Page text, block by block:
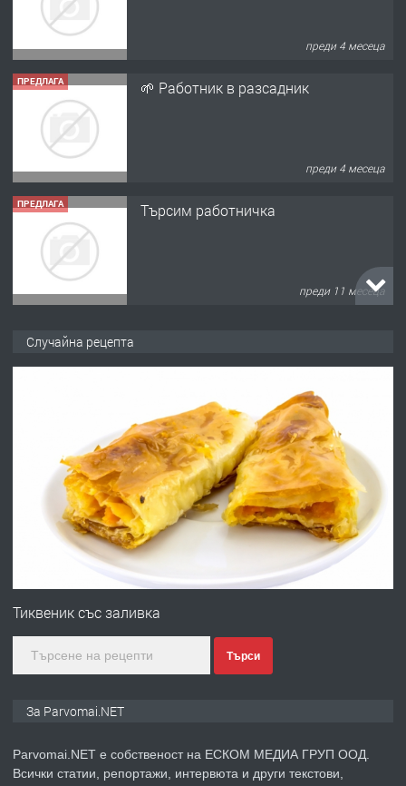
преди 4 месеца
ПРЕДЛАГА 🌱 Работник в разсадник
преди 4 месеца
ПРЕДЛАГА Търсим работничка
преди 11 месеца
преди 1 година
Работа за общи работници
преди 1 година
Първи поход "По стъпките на Ангел
преди 1 година
Случайна рецепта
Тиквеник със заливка
Търси
За Parvomai.NET
Parvomai.NET е собственост на ЕСКОМ МЕДИА ГРУП ООД.
Всички статии, репортажи, интервюта и други текстови,